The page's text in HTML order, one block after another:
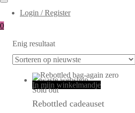
Login / Register
0
Enig resultaat
In mijn winkelmandje
Sold out
Rebottled cadeauset